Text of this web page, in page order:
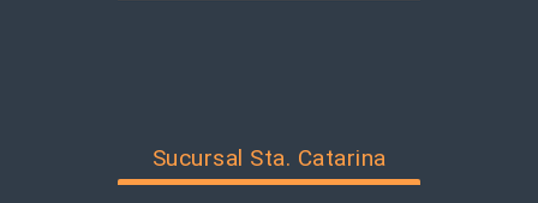
Sucursal Sta. Catarina